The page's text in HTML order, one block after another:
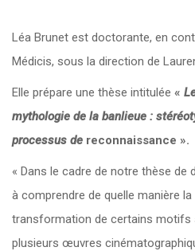
Léa Brunet est doctorante, en
Médicis, sous la direction de
Elle prépare une thèse intitulée «
mythologie de la banlieue :
processus de reconnaissance ».
« Dans le cadre de notre thèse
à comprendre de quelle manière
transformation de certains motifs
plusieurs œuvres